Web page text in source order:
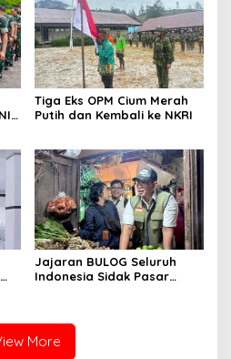
Tiga Eks OPM Cium Merah
Putih dan Kembali ke NKRI
Jajaran BULOG Seluruh
Indonesia Sidak Pasar
Stabil Selama Ramadhan
dan Lebaran 2026
More